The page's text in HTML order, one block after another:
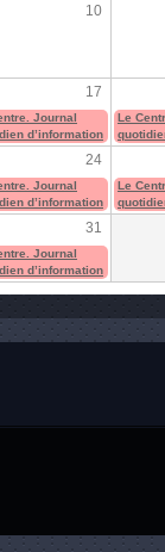
10
17
Journal
d’information
Le
24
Journal
d’information
Le
31
Journal
d’information